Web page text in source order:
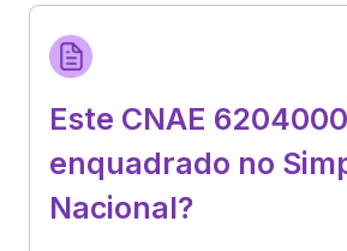
Este CNAE
enquadrado no
Nacional?